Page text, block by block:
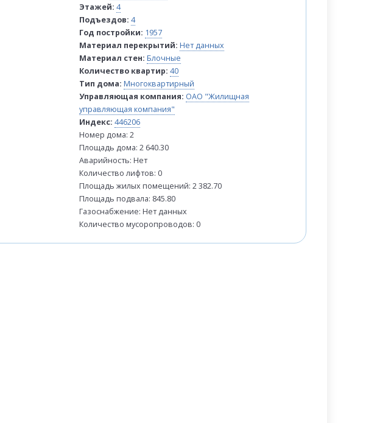
Этажей:4
Подъездов:4
Год постройки: 1957
Материал перекрытий:Нет данных
Материал стен:Блочные
Количество квартир:40
Тип дома:Многоквартирный
Управляющая компания: ОАО "Жилищная
управляющая компания"
Индекс:446206
Номер дома: 2
Площадь дома: 2 640.30
Аварийность: Нет
Количество лифтов: 0
Площадь жилых помещений: 2 382.70
Площадь подвала: 845.80
Газоснабжение: Нет данных
Количество мусоропроводов: 0